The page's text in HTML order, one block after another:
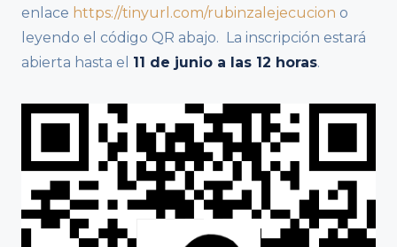
enlace https://tinyurl.com/rubinzalejecucion o
leyendo el código QR abajo. La inscripción estará
abierta hasta el 11 de junio a las 12 horas.